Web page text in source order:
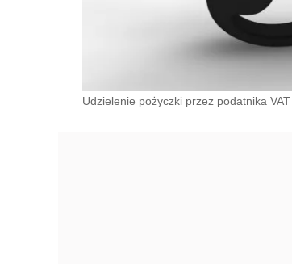
Udzielenie pożyczki przez podatnika